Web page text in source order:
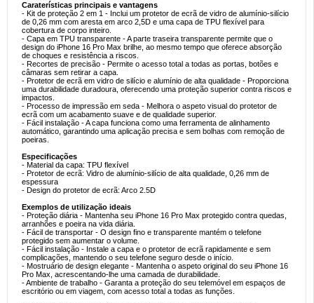
Caraterísticas principais e vantagens
- Kit de proteção 2 em 1 - Inclui um protetor de ecrã de vidro de alumínio-silício
de 0,26 mm com aresta em arco 2,5D e uma capa de TPU flexível para
cobertura de corpo inteiro.
- Capa em TPU transparente - A parte traseira transparente permite que o
design do iPhone 16 Pro Max brilhe, ao mesmo tempo que oferece absorção
de choques e resistência a riscos.
- Recortes de precisão - Permite o acesso total a todas as portas, botões e
câmaras sem retirar a capa.
- Protetor de ecrã em vidro de silício e alumínio de alta qualidade - Proporciona
uma durabilidade duradoura, oferecendo uma proteção superior contra riscos e
impactos.
- Processo de impressão em seda - Melhora o aspeto visual do protetor de
ecrã com um acabamento suave e de qualidade superior.
- Fácil instalação - A capa funciona como uma ferramenta de alinhamento
automático, garantindo uma aplicação precisa e sem bolhas com remoção de
poeiras.
Especificações
- Material da capa: TPU flexível
- Protetor de ecrã: Vidro de alumínio-silício de alta qualidade, 0,26 mm de
espessura
- Design do protetor de ecrã: Arco 2.5D
Exemplos de utilização ideais
- Proteção diária - Mantenha seu iPhone 16 Pro Max protegido contra quedas,
arranhões e poeira na vida diária.
- Fácil de transportar - O design fino e transparente mantém o telefone
protegido sem aumentar o volume.
- Fácil instalação - Instale a capa e o protetor de ecrã rapidamente e sem
complicações, mantendo o seu telefone seguro desde o início.
- Mostruário de design elegante - Mantenha o aspeto original do seu iPhone 16
Pro Max, acrescentando-lhe uma camada de durabilidade.
- Ambiente de trabalho - Garanta a proteção do seu telemóvel em espaços de
escritório ou em viagem, com acesso total a todas as funções.